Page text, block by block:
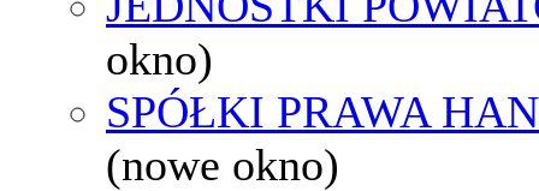
okno)
SPÓŁKI PRAWA
(nowe okno)